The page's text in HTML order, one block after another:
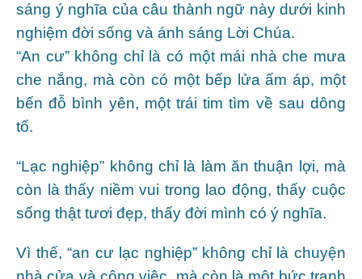
sáng ý nghĩa của câu thành ngữ này dưới kinh
nghiệm đời sống và ánh sáng Lời Chúa.
“An cư” không chỉ là có một mái nhà che mưa
che nắng, mà còn có một bếp lửa ấm áp, một
bến đỗ bình yên, một trái tim tìm về sau dông
tố.
“Lạc nghiệp” không chỉ là làm ăn thuận lợi, mà
còn là thấy niềm vui trong lao động, thấy cuộc
sống thật tươi đẹp, thấy đời mình có ý nghĩa.
Vì thế, “an cư lạc nghiệp” không chỉ là chuyện